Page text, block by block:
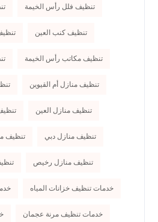
تنظيف فلل رأس الخيمة
تنظيف كنب العين
تنظيف مكاتب رأس الخيمة
تنظيف منازل أم القيوين
تنظيف منازل العين
تنظيف منازل دبي تنظيف
تنظيف منازل رخيص
خدمات تنظيف خزانات المياه
خدمات تنظيف مرنة عجمان